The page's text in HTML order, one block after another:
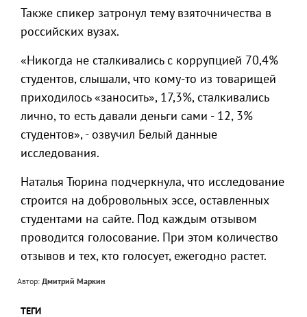
Также спикер затронул тему взяточничества в
российских вузах.
«Никогда не сталкивались с коррупцией 70,4%
студентов, слышали, что кому-то из товарищей
приходилось «заносить», 17,3%, сталкивались
лично, то есть давали деньги сами - 12, 3%
студентов», - озвучил Белый данные
исследования.
Наталья Тюрина подчеркнула, что исследование
строится на добровольных эссе, оставленных
студентами на сайте. Под каждым отзывом
проводится голосование. При этом количество
отзывов и тех, кто голосует, ежегодно растет.
Автор: Дмитрий Маркин
ТЕГИ